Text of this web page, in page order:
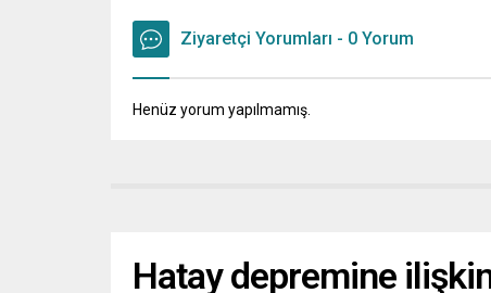
Ziyaretçi Yorumları - 0 Yorum
Henüz yorum yapılmamış.
Hatay depremine